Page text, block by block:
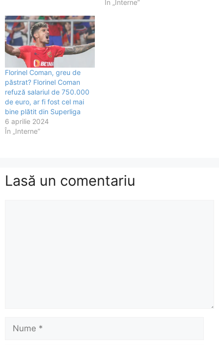
În „Interne”
Florinel Coman, greu de
păstrat? Florinel Coman
refuză salariul de 750.000
de euro, ar fi fost cel mai
bine plătit din Superliga
6 aprilie 2024
În „Interne”
Lasă un comentariu